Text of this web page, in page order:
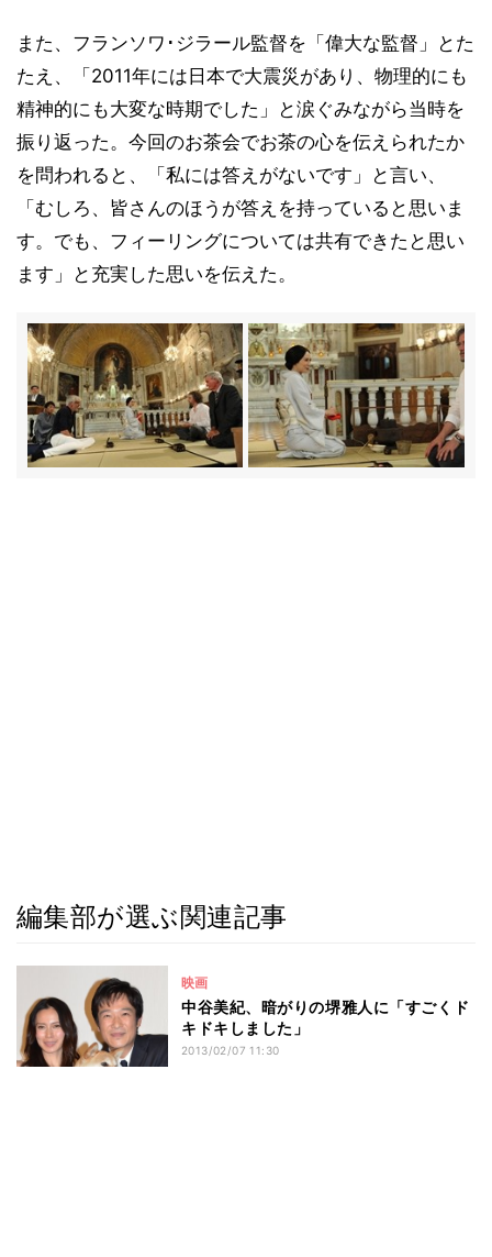
また、フランソワ･ジラール監督を「偉大な監督」とた
たえ、「2011年には日本で大震災があり、物理的にも
精神的にも大変な時期でした」と涙ぐみながら当時を
振り返った。今回のお茶会でお茶の心を伝えられたか
を問われると、「私には答えがないです」と言い、
「むしろ、皆さんのほうが答えを持っていると思いま
す。でも、フィーリングについては共有できたと思い
ます」と充実した思いを伝えた。
編集部が選ぶ関連記事
映画
中谷美紀、暗がりの堺雅人に「すごくド
キドキしました」
2013/02/07 11:30